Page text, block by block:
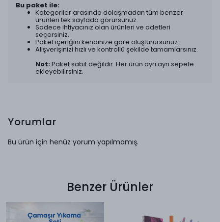
Bu paket ile:
Kategoriler arasında dolaşmadan tüm benzer
ürünleri tek sayfada görürsünüz.
Sadece ihtiyacınız olan ürünleri ve adetleri
seçersiniz.
Paket içeriğini kendinize göre oluşturursunuz.
Alışverişinizi hızlı ve kontrollü şekilde tamamlarsınız.
Not: Paket sabit değildir. Her ürün ayrı ayrı sepete
ekleyebilirsiniz.
Yorumlar
Bu ürün için henüz yorum yapılmamış.
Benzer Ürünler